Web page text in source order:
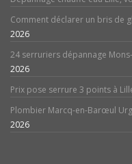
Comment déclarer un bris de
2026
24 serruriers dépannage
2026
Prix pose serrure 3 points à
Plombier Marcq-en-Barœul
2026